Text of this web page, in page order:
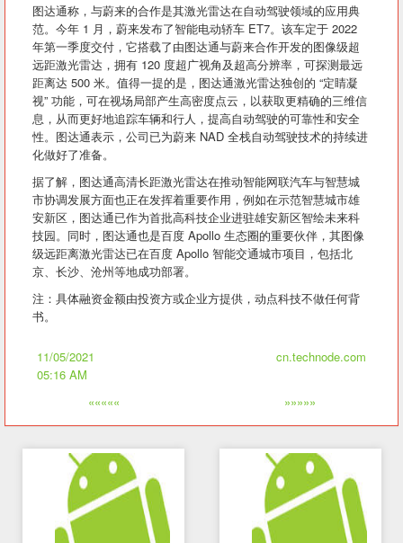
图达通称，与蔚来的合作是其激光雷达在自动驾驶领域的应用典
范。今年 1 月，蔚来发布了智能电动轿车 ET7。该车定于 2022
年第一季度交付，它搭载了由图达通与蔚来合作开发的图像级超
远距激光雷达，拥有 120 度超广视角及超高分辨率，可探测最远
距离达 500 米。值得一提的是，图达通激光雷达独创的 “定睛凝
视” 功能，可在视场局部产生高密度点云，以获取更精确的三维信
息，从而更好地追踪车辆和行人，提高自动驾驶的可靠性和安全
性。图达通表示，公司已为蔚来 NAD 全栈自动驾驶技术的持续进
化做好了准备。
据了解，图达通高清长距激光雷达在推动智能网联汽车与智慧城
市协调发展方面也正在发挥着重要作用，例如在示范智慧城市雄
安新区，图达通已作为首批高科技企业进驻雄安新区智绘未来科
技园。同时，图达通也是百度 Apollo 生态圈的重要伙伴，其图像
级远距离激光雷达已在百度 Apollo 智能交通城市项目，包括北
京、长沙、沧州等地成功部署。
注：具体融资金额由投资方或企业方提供，动点科技不做任何背
书。
11/05/2021
05:16 AM
cn.technode.com
««««« »»»»»